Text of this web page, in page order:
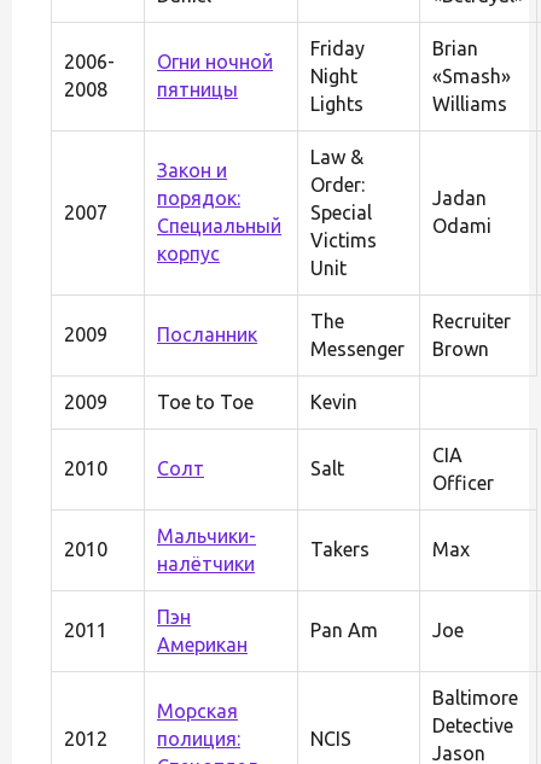
2006-
2008
Огни ночной
пятницы
Friday
Night
Lights
Brian
«Smash»
Williams
2007
Закон и
порядок:
Специальный
корпус
Law &
Order:
Special
Victims
Unit
Jadan
Odami
2009 Посланник
The
Messenger
Recruiter
Brown
2009 Toe to Toe Kevin
2010 Солт Salt
CIA
Officer
2010
Мальчики-
налётчики
Takers Max
2011
Пэн
Американ
Pan Am Joe
2012
Морская
полиция:
NCIS
Baltimore
Detective
Jason